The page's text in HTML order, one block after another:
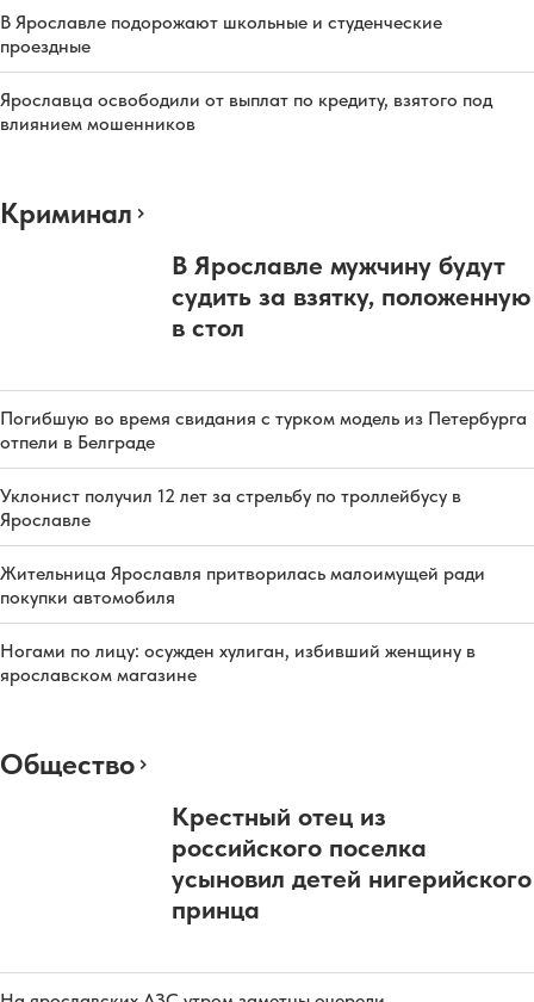
В Ярославле подорожают школьные и студенческие
проездные
Ярославца освободили от выплат по кредиту, взятого под
влиянием мошенников
Криминал
В Ярославле мужчину будут
судить за взятку, положенную
в стол
Погибшую во время свидания с турком модель из Петербурга
отпели в Белграде
Уклонист получил 12 лет за стрельбу по троллейбусу в
Ярославле
Жительница Ярославля притворилась малоимущей ради
покупки автомобиля
Ногами по лицу: осужден хулиган, избивший женщину в
ярославском магазине
Общество
Крестный отец из
российского поселка
усыновил детей нигерийского
принца